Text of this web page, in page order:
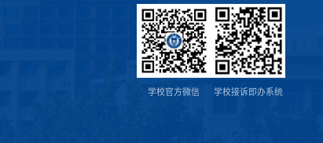
学校官方微信 学校接诉即办系统